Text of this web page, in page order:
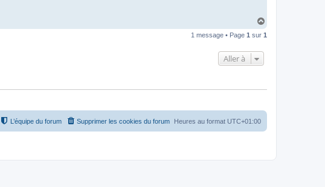
u
1 message • Page 1 sur 1
Aller à
Heures au format UTC+01:00
Supprimer les cookies du forum
L’équipe du forum